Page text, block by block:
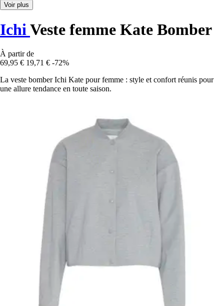
Voir plus
Ichi Veste femme Kate Bomber
À partir de
69,95 € 19,71 € -72%
La veste bomber Ichi Kate pour femme : style et confort réunis pour
une allure tendance en toute saison.